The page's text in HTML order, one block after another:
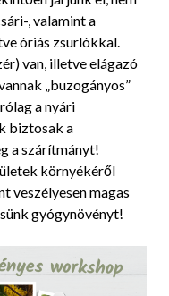
, valamint a
óriás zsurlókkal.
van, illetve elágazó
„buzogányos”
a nyári
biztosak a
a szárítmányt!
környékéről
veszélyesen magas
gyógynövényt!